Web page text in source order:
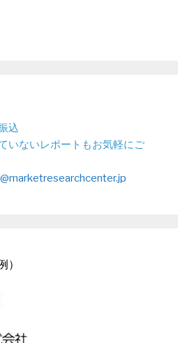
込
いないレポートもお気軽にご
）